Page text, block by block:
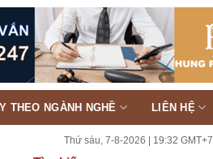
THEO NGÀNH NGHỀ LIÊN HỆ
Thứ sáu, 7-8-2026 | 19:32 GMT+7